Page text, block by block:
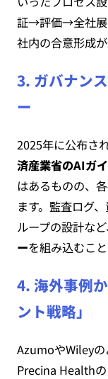
証→評価→全社展
社内の合意形成
3. ガバナン
ー
2025年に公布さ
済産業省のAIガ
はあるものの、
ます。監査ログ
ループの設計など
ーを組み込むこと
4. 海外事例
ント戦略」
AzumoやWiley
Precina Health